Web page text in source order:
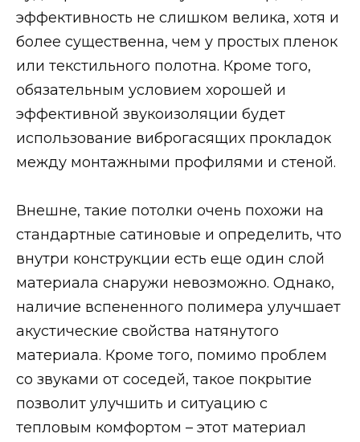
эффективность не слишком велика, хотя и
более существенна, чем у простых пленок
или текстильного полотна. Кроме того,
обязательным условием хорошей и
эффективной звукоизоляции будет
использование виброгасящих прокладок
между монтажными профилями и стеной.
Внешне, такие потолки очень похожи на
стандартные сатиновые и определить, что
внутри конструкции есть еще один слой
материала снаружи невозможно. Однако,
наличие вспененного полимера улучшает
акустические свойства натянутого
материала. Кроме того, помимо проблем
со звуками от соседей, такое покрытие
позволит улучшить и ситуацию с
тепловым комфортом – этот материал